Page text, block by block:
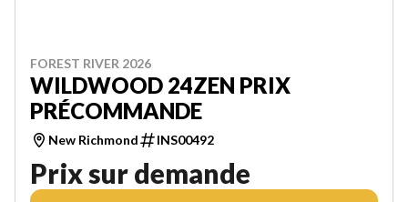
FOREST RIVER 2026
WILDWOOD 24ZEN PRIX
PRÉCOMMANDE
New Richmond INS00492
Prix sur demande